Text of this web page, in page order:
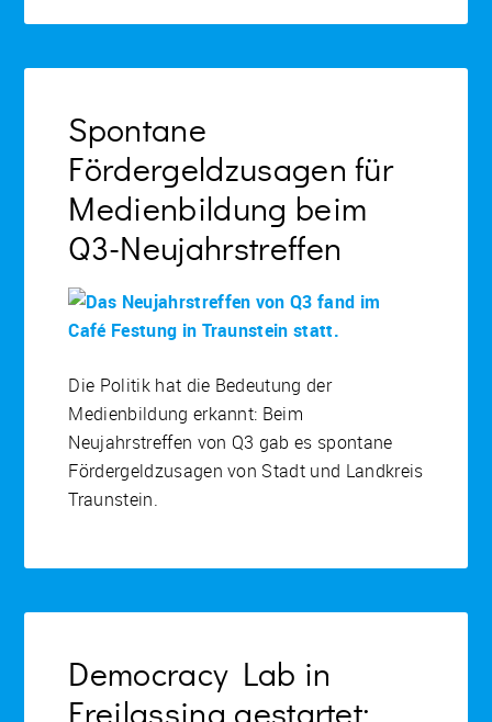
Spontane
Fördergeldzusagen für
Medienbildung beim
Q3-Neujahrstreffen
Die Politik hat die Bedeutung der
Medienbildung erkannt: Beim
Neujahrstreffen von Q3 gab es spontane
Fördergeldzusagen von Stadt und Landkreis
Traunstein.
Democracy Lab in